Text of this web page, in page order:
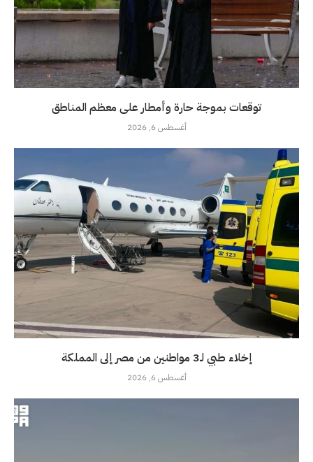
توقعات بموجة حارة وأمطار على معظم المناطق
أغسطس 6, 2026
إخلاء طبي لـ3 مواطنين من مصر إلى المملكة
أغسطس 6, 2026